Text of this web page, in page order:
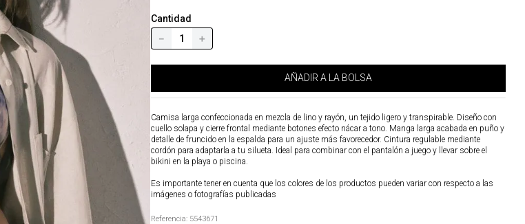
Cantidad
＋
－
AÑADIR A LA BOLSA
Camisa larga confeccionada en mezcla de lino y rayón, un tejido ligero y transpirable. Diseño con
cuello solapa y cierre frontal mediante botones efecto nácar a tono. Manga larga acabada en puño y
detalle de fruncido en la espalda para un ajuste más favorecedor. Cintura regulable mediante
cordón para adaptarla a tu silueta. Ideal para combinar con el pantalón a juego y llevar sobre el
bikini en la playa o piscina.
Es importante tener en cuenta que los colores de los productos pueden variar con respecto a las
imágenes o fotografías publicadas
Referencia: 5543671